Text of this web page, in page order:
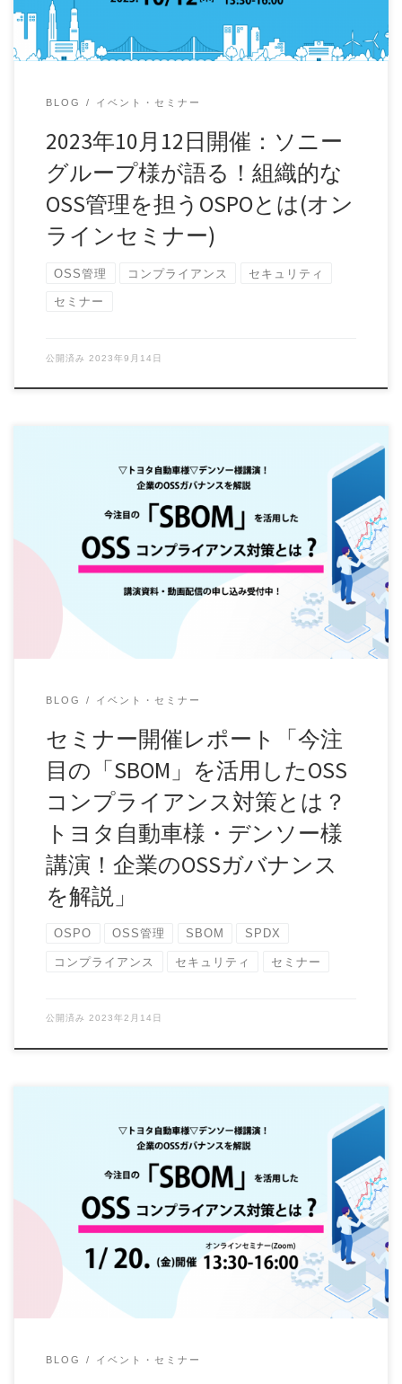
BLOG イベント・セミナー
2023年10月12日開催：ソニー
グループ様が語る！組織的な
OSS管理を担うOSPOとは(オン
ラインセミナー)
OSS管理 コンプライアンス セキュリティ
セミナー
公開済み 2023年9月14日
BLOG イベント・セミナー
セミナー開催レポート「今注
目の「SBOM」を活用したOSS
コンプライアンス対策とは？
トヨタ自動車様・デンソー様
講演！企業のOSSガバナンス
を解説」
OSPO OSS管理 SBOM SPDX
コンプライアンス セキュリティ セミナー
公開済み 2023年2月14日
ソフトウェア開発に必要不可欠といえるOSSの利用におい
て、今注目を浴びているのがSBOMです。SBO […]
BLOG イベント・セミナー